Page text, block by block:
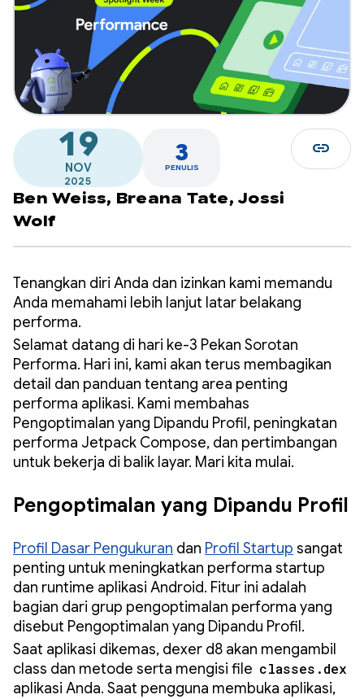
19
NOV
2025
3
PENULIS
Ben Weiss, Breana Tate, Jossi
Wolf
link
Tenangkan diri Anda dan izinkan kami memandu
Anda memahami lebih lanjut latar belakang
performa.
Selamat datang di hari ke-3 Pekan Sorotan
Performa. Hari ini, kami akan terus membagikan
detail dan panduan tentang area penting
performa aplikasi. Kami membahas
Pengoptimalan yang Dipandu Profil, peningkatan
performa Jetpack Compose, dan pertimbangan
untuk bekerja di balik layar. Mari kita mulai.
Pengoptimalan yang Dipandu Profil
Profil Dasar Pengukuran dan Profil Startup sangat
penting untuk meningkatkan performa startup
dan runtime aplikasi Android. Fitur ini adalah
bagian dari grup pengoptimalan performa yang
disebut Pengoptimalan yang Dipandu Profil.
Saat aplikasi dikemas, dexer d8 akan mengambil
class dan metode serta mengisi file classes.dex
aplikasi Anda. Saat pengguna membuka aplikasi,